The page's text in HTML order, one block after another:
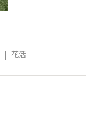
| 花活